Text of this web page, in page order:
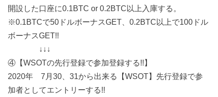
開設した口座に0.1BTC or 0.2BTC以上入庫する。
※0.1BTCで50ドルボーナスGET、0.2BTC以上で100ドル
ボーナスGET!!
↓↓↓
④【WSOTの先行登録で参加登録する!!】
2020年 7月30、31から出来る【WSOT】先行登録で参
加者としてエントリーする!!